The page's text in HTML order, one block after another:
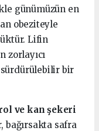
günümüzün en
obeziteyle
Lifin
zorlayıcı
sürdürülebilir bir
ve kan şekeri
bağırsakta safra